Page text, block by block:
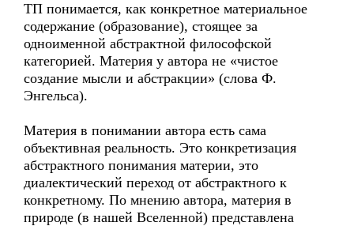
ТП понимается, как конкретное материальное
содержание (образование), стоящее за
одноименной абстрактной философской
категорией. Материя у автора не «чистое
создание мысли и абстракции» (слова Ф.
Энгельса).
Материя в понимании автора есть сама
объективная реальность. Это конкретизация
абстрактного понимания материи, это
диалектический переход от абстрактного к
конкретному. По мнению автора, материя в
природе (в нашей Вселенной) представлена